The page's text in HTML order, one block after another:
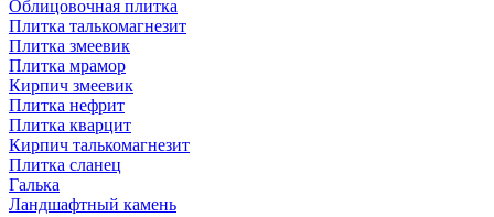
Облицовочная плитка
Плитка талькомагнезит
Плитка змеевик
Плитка мрамор
Кирпич змеевик
Плитка нефрит
Плитка кварцит
Кирпич талькомагнезит
Плитка сланец
Галька
Ландшафтный камень